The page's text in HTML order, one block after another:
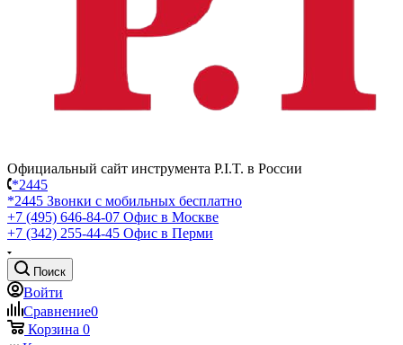
Официальный сайт инструмента P.I.T. в России
*2445
*2445 Звонки с мобильных бесплатно
+7 (495) 646-84-07 Офис в Москве
+7 (342) 255-44-45 Офис в Перми
Поиск
Войти
Сравнение0
Корзина 0